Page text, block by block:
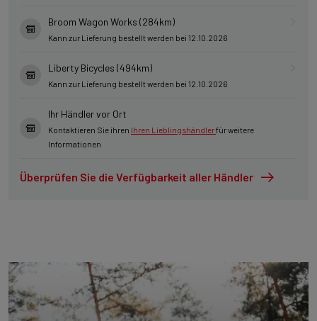
Broom Wagon Works (284km)
Kann zur Lieferung bestellt werden bei 12.10.2026
Liberty Bicycles (494km)
Kann zur Lieferung bestellt werden bei 12.10.2026
Ihr Händler vor Ort
Kontaktieren Sie ihren Ihren Lieblingshändlerfür weitere
Informationen
Überprüfen Sie die Verfügbarkeit aller Händler